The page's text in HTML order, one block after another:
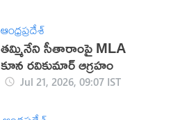
ఆంధ్రప్రదేశ్
తమ్మినేని సీతారాంపై MLA
కూన రవికుమార్‌ ఆగ్రహం
Jul 21, 2026, 09:07 IST